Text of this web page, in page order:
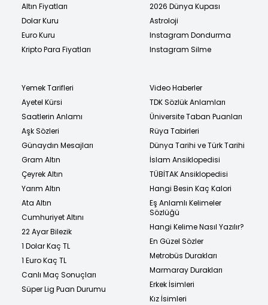
Altın Fiyatları
Dolar Kuru
Euro Kuru
Kripto Para Fiyatları
2026 Dünya Kupası
Astroloji
Instagram Dondurma
Instagram Silme
Yemek Tarifleri
Ayetel Kürsi
Saatlerin Anlamı
Aşk Sözleri
Günaydın Mesajları
Gram Altın
Çeyrek Altın
Yarım Altın
Ata Altın
Cumhuriyet Altını
22 Ayar Bilezik
1 Dolar Kaç TL
1 Euro Kaç TL
Canlı Maç Sonuçları
Süper Lig Puan Durumu
Video Haberler
TDK Sözlük Anlamları
Üniversite Taban Puanları
Rüya Tabirleri
Dünya Tarihi ve Türk Tarihi
İslam Ansiklopedisi
TÜBİTAK Ansiklopedisi
Hangi Besin Kaç Kalori
Eş Anlamlı Kelimeler
Sözlüğü
Hangi Kelime Nasıl Yazılır?
En Güzel Sözler
Metrobüs Durakları
Marmaray Durakları
Erkek İsimleri
Kız İsimleri